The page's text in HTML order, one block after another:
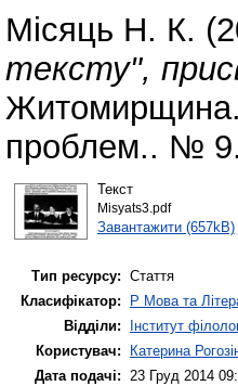
Місяць Н. К.
тексту",
Житомирщина.
проблем.. №
Текст
Misyats3.pdf
Завантажити (657kB)|
Тип ресурсу: Стаття
Класифікатор:
P Мова та
Відділи:
Інститут
Користувач:
Катерина
Дата подачі: 23 Груд 2014